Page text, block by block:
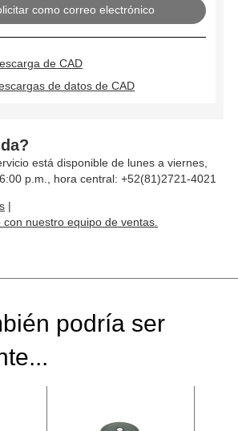
como correo electrónico
de CAD
de datos de CAD
está disponible de lunes a viernes,
p.m., hora central: +52(81)2721-4021
|
nuestro equipo de ventas.
podría ser